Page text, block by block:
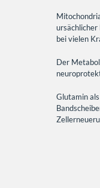
bei vielen
Der
Glutamin